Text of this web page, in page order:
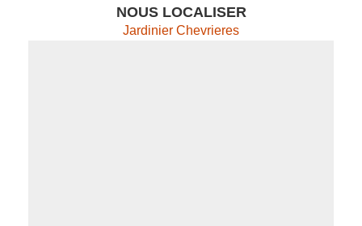
NOUS LOCALISER
Jardinier Chevrieres